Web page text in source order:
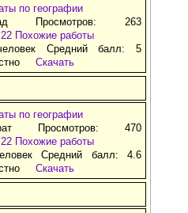
по географии
Просмотров: 263
Похожие работы
Средний балл: 5
Скачать
по географии
Просмотров: 470
Похожие работы
Средний балл: 4.6
Скачать